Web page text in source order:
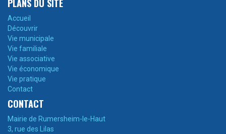
PLANS DU SITE
Accueil
Découvrir
Vie municipale
Vie familiale
Vie associative
Vie économique
Vie pratique
Contact
CONTACT
Mairie de Rumersheim-le-Haut
3, rue des Lilas